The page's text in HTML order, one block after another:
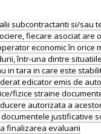
subcontractanti si/
fiecare asociat are
economic în
într-una dintre
in tara in care este
edicator emis de
fizice straine
autorizata a
justificative
finalizarea evaluarii